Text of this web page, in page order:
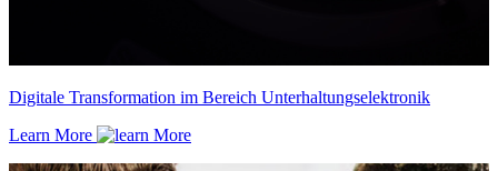
Digitale Transformation im Bereich Unterhaltungselektronik
Learn More